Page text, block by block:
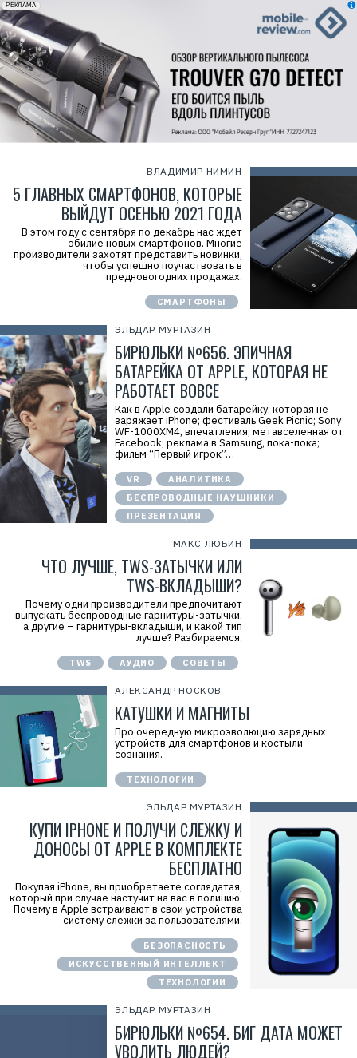
ВЛАДИМИР НИМИН
5 ГЛАВНЫХ СМАРТФОНОВ, КОТОРЫЕ
ВЫЙДУТ ОСЕНЬЮ 2021 ГОДА
В этом году с сентября по декабрь нас ждет
обилие новых смартфонов. Многие
производители захотят представить новинки,
чтобы успешно поучаствовать в
предновогодних продажах.
СМАРТФОНЫ
ЭЛЬДАР МУРТАЗИН
БИРЮЛЬКИ №656. ЭПИЧНАЯ
БАТАРЕЙКА ОТ APPLE, КОТОРАЯ НЕ
РАБОТАЕТ ВОВСЕ
Как в Apple создали батарейку, которая не
заряжает iPhone; фестиваль Geek Picnic; Sony
WF-1000XM4, впечатления; метавселенная от
Facebook; реклама в Samsung, пока-пока;
фильм “Первый игрок”…
VR
АНАЛИТИКА
БЕСПРОВОДНЫЕ НАУШНИКИ
ПРЕЗЕНТАЦИЯ
МАКС ЛЮБИН
ЧТО ЛУЧШЕ, TWS-ЗАТЫЧКИ ИЛИ
TWS-ВКЛАДЫШИ?
Почему одни производители предпочитают
выпускать беспроводные гарнитуры-затычки,
а другие – гарнитуры-вкладыши, и какой тип
лучше? Разбираемся.
TWS АУДИО СОВЕТЫ
АЛЕКСАНДР НОСКОВ
КАТУШКИ И МАГНИТЫ
Про очередную микроэволюцию зарядных
устройств для смартфонов и костыли
сознания.
ТЕХНОЛОГИИ
ЭЛЬДАР МУРТАЗИН
КУПИ IPHONE И ПОЛУЧИ СЛЕЖКУ И
ДОНОСЫ ОТ APPLE В КОМПЛЕКТЕ
БЕСПЛАТНО
Покупая iPhone, вы приобретаете соглядатая,
который при случае настучит на вас в полицию.
Почему в Apple встраивают в свои устройства
систему слежки за пользователями.
БЕЗОПАСНОСТЬ
ИСКУССТВЕННЫЙ ИНТЕЛЛЕКТ
ТЕХНОЛОГИИ
ЭЛЬДАР МУРТАЗИН
БИРЮЛЬКИ №654. БИГ ДАТА МОЖЕТ
УВОЛИТЬ ЛЮДЕЙ?
erid: 2VfnxxmNzs5
РЕКЛАМА